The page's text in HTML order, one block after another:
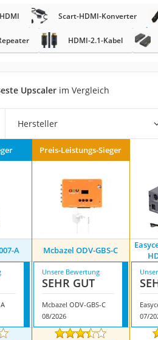
Satellitenschüssel
Gaming-Headset
Schnurloses Telefon
Ladekabel Typ 2 Schuko
Acer Aspire
Service
Scart-HDMI-Konverter
HDMI-2.1-Kabel
Upscaler im Vergleich
Hersteller
Preis-Leistungs-Sieger
A Mcbazel ODV-GBS-C
Unsere Bewertung
SEHR GUT
Mcbazel ODV-GBS-C
08/2026
07/